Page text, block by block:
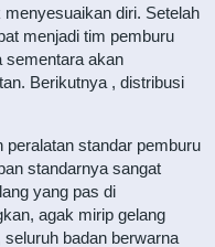
diri. Setelah
menjadi tim pemburu
sementara akan
Berikutnya , distribusi
standar pemburu
standarnya sangat
yang pas di
agak mirip gelang
seluruh badan berwarna